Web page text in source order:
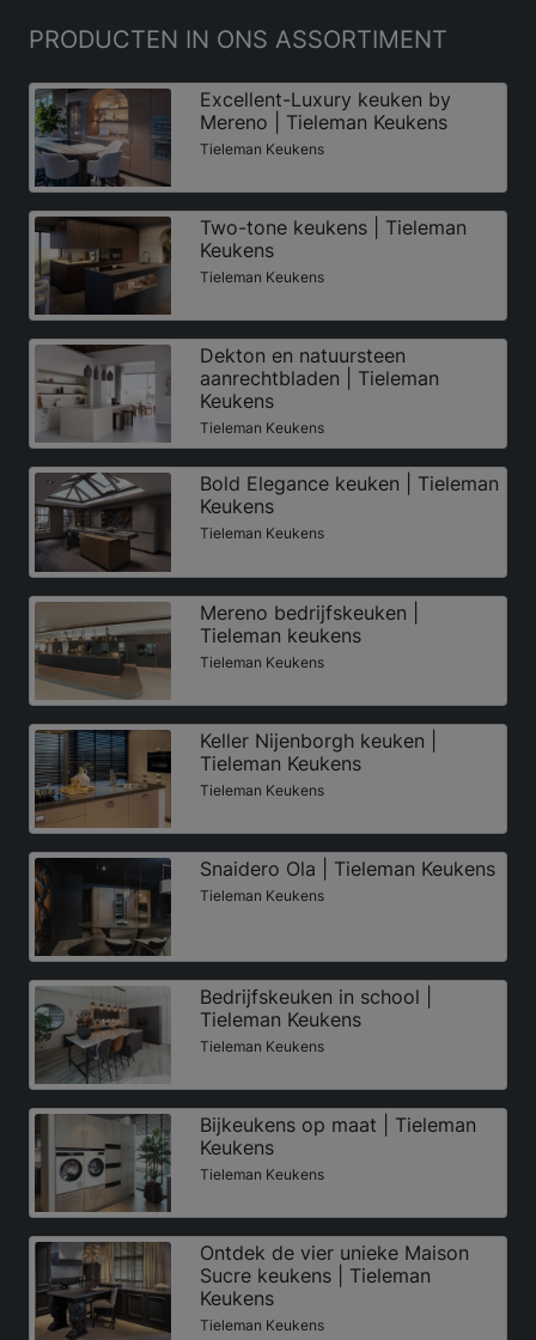
PRODUCTEN IN ONS ASSORTIMENT
Excellent-Luxury keuken by
Mereno | Tieleman Keukens
Tieleman Keukens
Two-tone keukens | Tieleman
Keukens
Tieleman Keukens
Dekton en natuursteen
aanrechtbladen | Tieleman
Keukens
Tieleman Keukens
Bold Elegance keuken | Tieleman
Keukens
Tieleman Keukens
Mereno bedrijfskeuken |
Tieleman keukens
Tieleman Keukens
Keller Nijenborgh keuken |
Tieleman Keukens
Tieleman Keukens
Snaidero Ola | Tieleman Keukens
Tieleman Keukens
Bedrijfskeuken in school |
Tieleman Keukens
Tieleman Keukens
Bijkeukens op maat | Tieleman
Keukens
Tieleman Keukens
Ontdek de vier unieke Maison
Sucre keukens | Tieleman
Keukens
Tieleman Keukens